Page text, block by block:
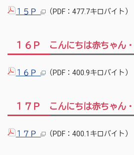
１５Ｐ （PDF：477.7キロバイト）
１６Ｐ こんにちは赤ちゃん
１６Ｐ （PDF：400.9キロバイト）
１７Ｐ こんにちは赤ちゃん
１７Ｐ （PDF：400.1キロバイト）